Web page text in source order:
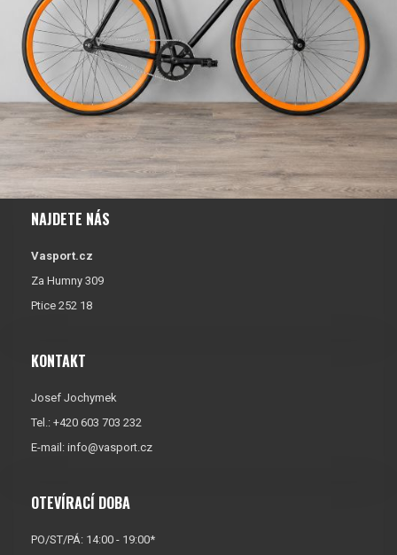
NAJDETE NÁS
Vasport.cz
Za Humny 309
Ptice 252 18
KONTAKT
Josef Jochymek
Tel.: +420 603 703 232
E-mail: info@vasport.cz
OTEVÍRACÍ DOBA
PO/ST/PÁ: 14:00 - 19:00*